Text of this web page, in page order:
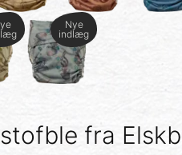
Nye
indlæg
fra